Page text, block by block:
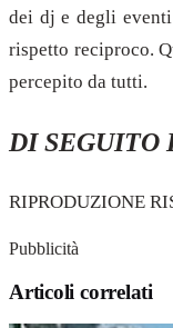
dei dj e degli
rispetto reciproco.
percepito da tutti.
DI SEGUITO
RIPRODUZIONE
Pubblicità
Articoli correlati